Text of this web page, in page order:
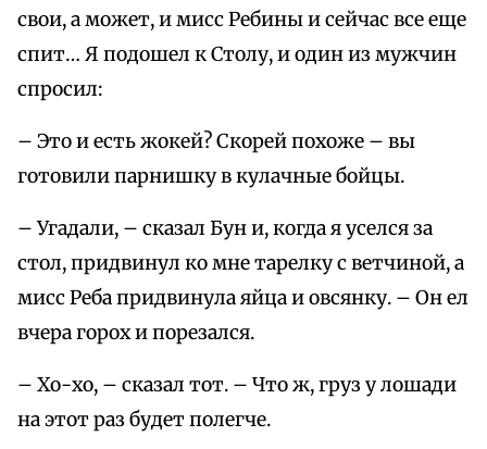
свои, а может, и мисс Ребины и сейчас все еще
спит… Я подошел к Столу, и один из мужчин
спросил:
– Это и есть жокей? Скорей похоже – вы
готовили парнишку в кулачные бойцы.
– Угадали, – сказал Бун и, когда я уселся за
стол, придвинул ко мне тарелку с ветчиной, а
мисс Реба придвинула яйца и овсянку. – Он ел
вчера горох и порезался.
– Хо-хо, – сказал тот. – Что ж, груз у лошади
на этот раз будет полегче.